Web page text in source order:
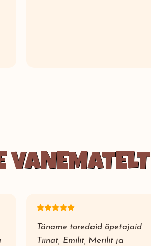
VANEMATELT
Täname toredaid õpetajaid
Tiinat, Emilit, Merilit ja